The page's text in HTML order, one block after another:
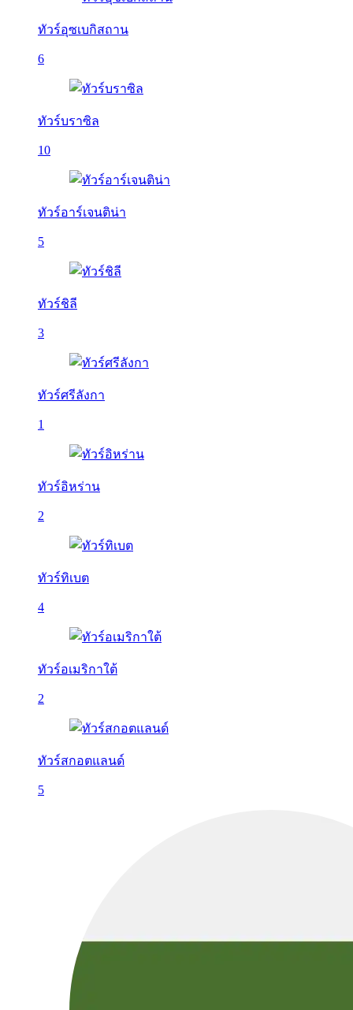
ทัวร์อุซเบกิสถาน
6
ทัวร์บราซิล
10
ทัวร์อาร์เจนติน่า
5
ทัวร์ชิลี
3
ทัวร์ศรีลังกา
1
ทัวร์อิหร่าน
2
ทัวร์ทิเบต
4
ทัวร์อเมริกาใต้
2
ทัวร์สกอตแลนด์
5